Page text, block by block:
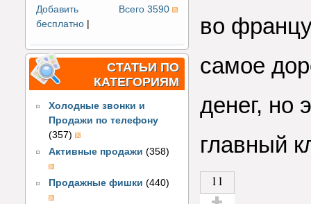
Всего 3590
Добавить
бесплатно |
СТАТЬИ ПО
КАТЕГОРИЯМ
Холодные звонки и
Продажи по телефону
(357)
Активные продажи (358)
Продажные фишки (440)
во
самое
денег, но
главный
11